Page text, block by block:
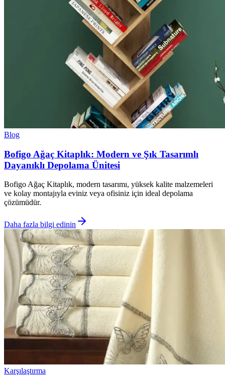
Blog
Bofigo Ağaç Kitaplık: Modern ve Şık Tasarımlı
Dayanıklı Depolama Ünitesi
Bofigo Ağaç Kitaplık, modern tasarımı, yüksek kalite malzemeleri
ve kolay montajıyla eviniz veya ofisiniz için ideal depolama
çözümüdür.
Daha fazla bilgi edinin
Karşılaştırma